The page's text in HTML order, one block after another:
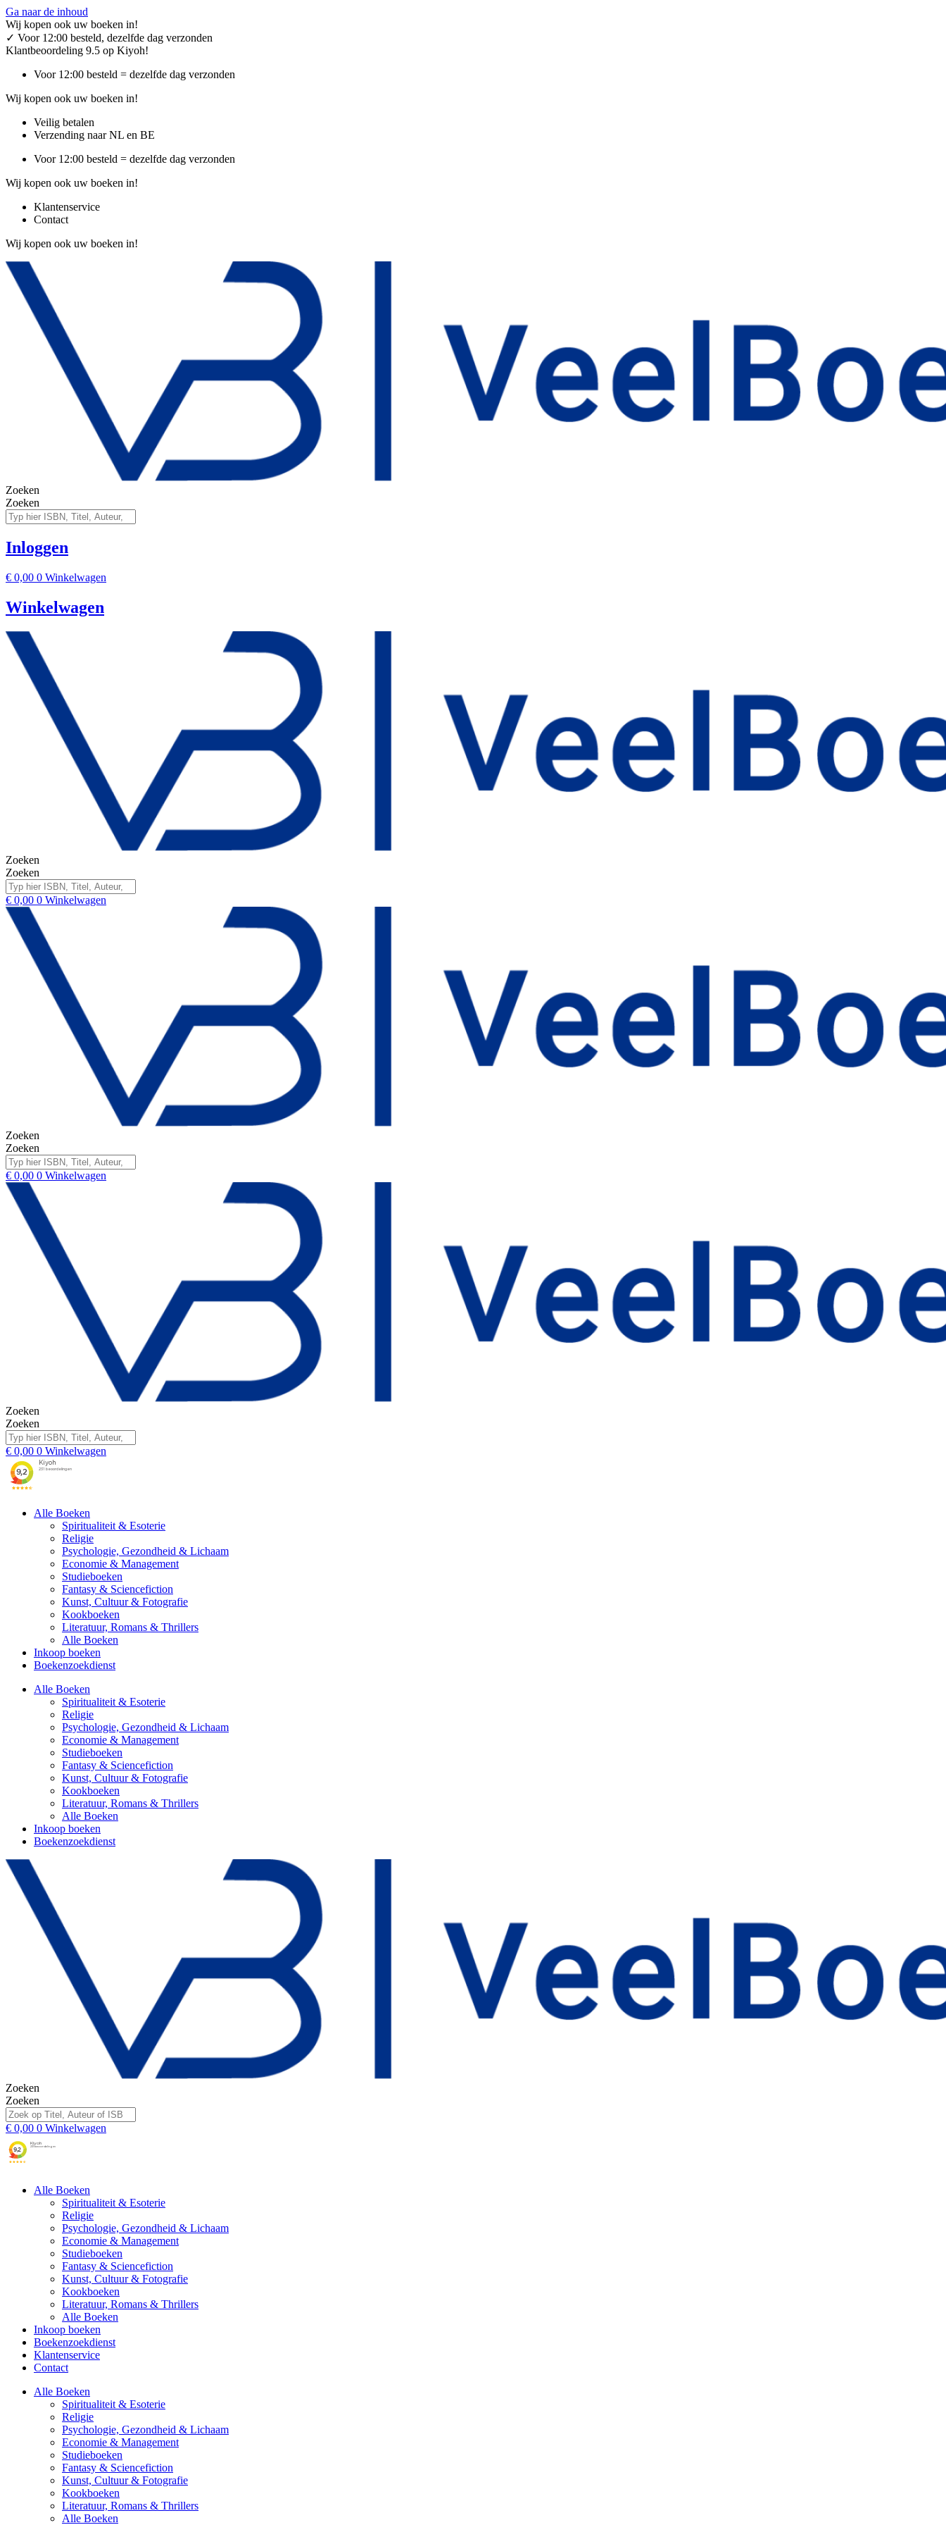
Ga naar de inhoud
Wij kopen ook uw boeken in!
✓ Voor 12:00 besteld, dezelfde dag verzonden
Klantbeoordeling 9.5 op Kiyoh!
Voor 12:00 besteld = dezelfde dag verzonden
Wij kopen ook uw boeken in!
Veilig betalen
Verzending naar NL en BE
Voor 12:00 besteld = dezelfde dag verzonden
Wij kopen ook uw boeken in!
Klantenservice
Contact
Wij kopen ook uw boeken in!
Zoeken
Zoeken
Inloggen
€ 0,00 0 Winkelwagen
Winkelwagen
Zoeken
Zoeken
€ 0,00 0 Winkelwagen
Zoeken
Zoeken
€ 0,00 0 Winkelwagen
Zoeken
Zoeken
€ 0,00 0 Winkelwagen
Alle Boeken
Spiritualiteit & Esoterie
Religie
Psychologie, Gezondheid & Lichaam
Economie & Management
Studieboeken
Fantasy & Sciencefiction
Kunst, Cultuur & Fotografie
Kookboeken
Literatuur, Romans & Thrillers
Alle Boeken
Inkoop boeken
Boekenzoekdienst
Alle Boeken
Spiritualiteit & Esoterie
Religie
Psychologie, Gezondheid & Lichaam
Economie & Management
Studieboeken
Fantasy & Sciencefiction
Kunst, Cultuur & Fotografie
Kookboeken
Literatuur, Romans & Thrillers
Alle Boeken
Inkoop boeken
Boekenzoekdienst
Zoeken
Zoeken
€ 0,00 0 Winkelwagen
Alle Boeken
Spiritualiteit & Esoterie
Religie
Psychologie, Gezondheid & Lichaam
Economie & Management
Studieboeken
Fantasy & Sciencefiction
Kunst, Cultuur & Fotografie
Kookboeken
Literatuur, Romans & Thrillers
Alle Boeken
Inkoop boeken
Boekenzoekdienst
Klantenservice
Contact
Alle Boeken
Spiritualiteit & Esoterie
Religie
Psychologie, Gezondheid & Lichaam
Economie & Management
Studieboeken
Fantasy & Sciencefiction
Kunst, Cultuur & Fotografie
Kookboeken
Literatuur, Romans & Thrillers
Alle Boeken